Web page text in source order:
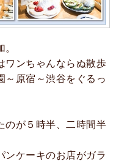
ワンちゃんならぬ散歩
～原宿～渋谷をぐるっ
のが５時半、二時間半
ンケーキのお店がガラ